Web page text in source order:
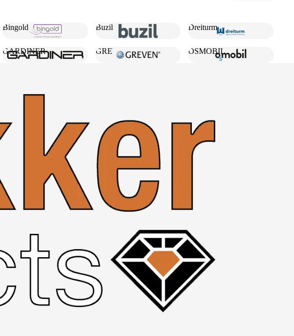
Bingold Buzil Dreiturm
GARDINER GREVEN OSMOBIL